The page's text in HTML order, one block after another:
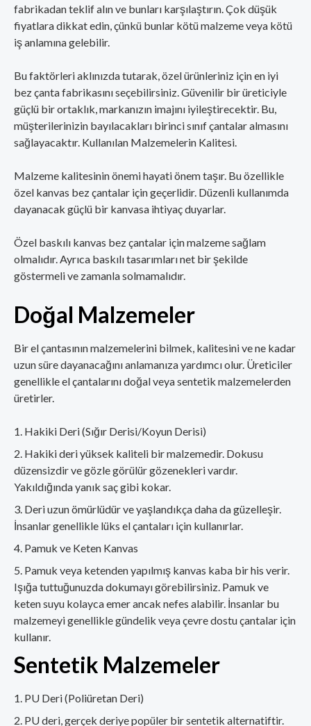
fabrikadan teklif alın ve bunları karşılaştırın. Çok düşük
fiyatlara dikkat edin, çünkü bunlar kötü malzeme veya kötü
iş anlamına gelebilir.
Bu faktörleri aklınızda tutarak, özel ürünleriniz için en iyi
bez çanta fabrikasını seçebilirsiniz. Güvenilir bir üreticiyle
güçlü bir ortaklık, markanızın imajını iyileştirecektir. Bu,
müşterilerinizin bayılacakları birinci sınıf çantalar almasını
sağlayacaktır. Kullanılan Malzemelerin Kalitesi.
Malzeme kalitesinin önemi hayati önem taşır. Bu özellikle
özel kanvas bez çantalar için geçerlidir. Düzenli kullanımda
dayanacak güçlü bir kanvasa ihtiyaç duyarlar.
Özel baskılı kanvas bez çantalar için malzeme sağlam
olmalıdır. Ayrıca baskılı tasarımları net bir şekilde
göstermeli ve zamanla solmamalıdır.
Doğal Malzemeler
Bir el çantasının malzemelerini bilmek, kalitesini ve ne kadar
uzun süre dayanacağını anlamanıza yardımcı olur. Üreticiler
genellikle el çantalarını doğal veya sentetik malzemelerden
üretirler.
Hakiki Deri (Sığır Derisi/Koyun Derisi)
Hakiki deri yüksek kaliteli bir malzemedir. Dokusu
düzensizdir ve gözle görülür gözenekleri vardır.
Yakıldığında yanık saç gibi kokar.
Deri uzun ömürlüdür ve yaşlandıkça daha da güzelleşir.
İnsanlar genellikle lüks el çantaları için kullanırlar.
Pamuk ve Keten Kanvas
Pamuk veya ketenden yapılmış kanvas kaba bir his verir.
Işığa tuttuğunuzda dokumayı görebilirsiniz. Pamuk ve
keten suyu kolayca emer ancak nefes alabilir. İnsanlar bu
malzemeyi genellikle gündelik veya çevre dostu çantalar için
kullanır.
Sentetik Malzemeler
PU Deri (Poliüretan Deri)
PU deri, gerçek deriye popüler bir sentetik alternatiftir.